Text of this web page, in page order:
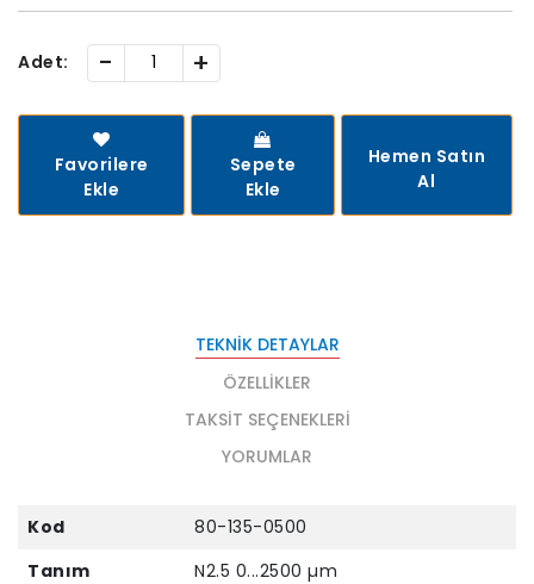
Adet: - +
Favorilere
Ekle
Sepete
Ekle
Hemen Satın
Al
TEKNIK DETAYLAR
ÖZELLIKLER
TAKSIT SEÇENEKLERI
YORUMLAR
Kod
80-135-0500
Tanım
N2.5 0...2500 µm